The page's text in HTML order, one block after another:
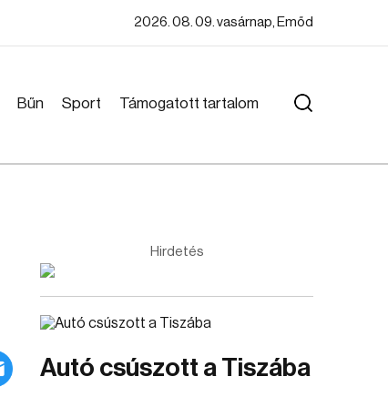
2026. 08. 09. vasárnap, Emőd
Bűn Sport Támogatott tartalom
Hirdetés
Autó csúszott a Tiszába